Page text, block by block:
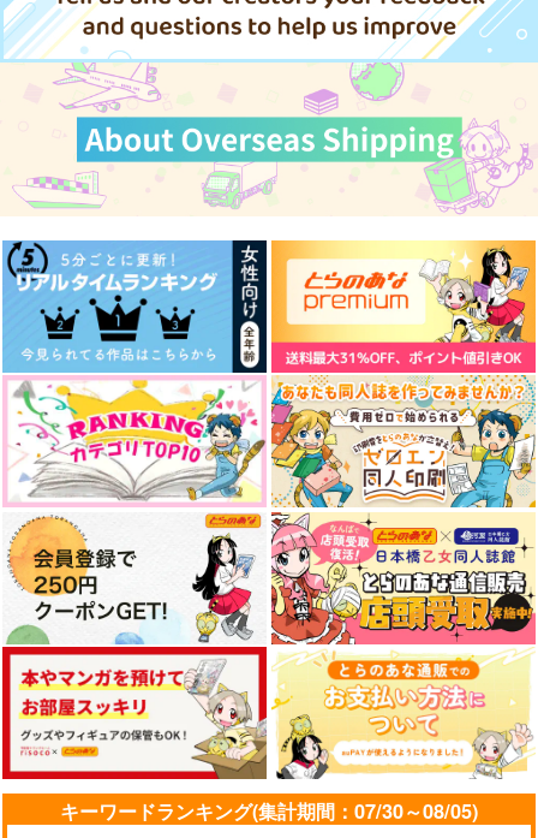
にゃんせんおじさんと
ばぶちょぎ再録集！
いなかまんじゅう
TEAM
3,615円（税込）
南泉一文字
サンプル
作品詳細
にゃんの愛が重たいに
ゃんちょぎアンソロジ
ー『猫のしっぽは口ほ
にゃんの愛が重たいに
ゃんちょぎアンソロ
1,430 円（税込）
南泉一文字×山姥切長義
サンプル
作品詳細
一文字クライシス
ketsuban
638円（税込）
南泉一文字
サンプル
作品詳細
晴れのちはぁと注意報
空色くれよん
787円（税込）
南泉一文字×山姥切長義
こねこと競争！いちも
んじ
ユウラク
1,100円（税込）
南泉一文字
オレ以外のみんながち
っこい一文字の本-加
筆版-
10musuB
472円 （税込）
南泉一文字
南泉一文字×山姥切長義
サンプル
カート
南泉一文字×山姥切長義
カート
刀剣乱舞
南泉一文字×山姥切長義
カート
キーワードランキング(集計期間：07/30～08/05)